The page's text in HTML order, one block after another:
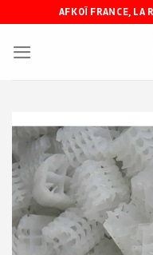
content
AFKOÏ FRANCE, LA